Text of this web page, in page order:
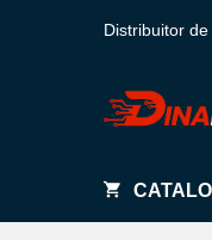
Distribuitor